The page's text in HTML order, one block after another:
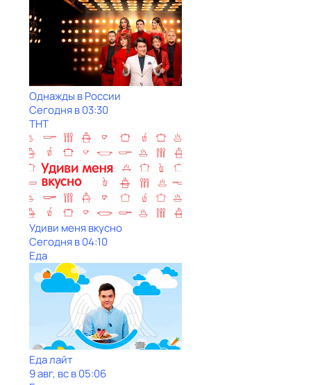
Однажды в России
Сегодня в 03:30
ТНТ
Удиви меня вкусно
Сегодня в 04:10
Еда
Еда лайт
9 авг, вс в 05:06